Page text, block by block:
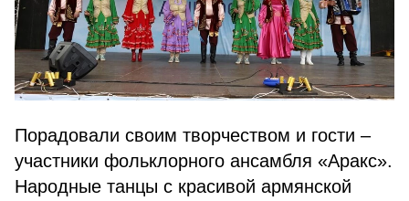
Порадовали своим творчеством и гости –
участники фольклорного ансамбля «Аракс».
Народные танцы с красивой армянской